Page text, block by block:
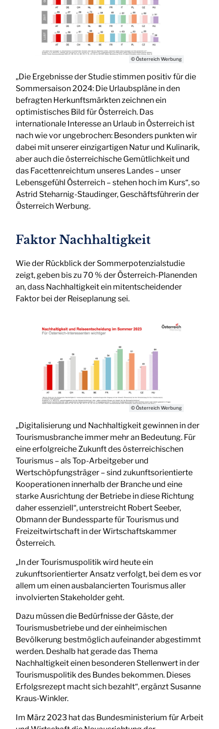
© Österreich Werbung
„Die Ergebnisse der Studie stimmen positiv für die
Sommersaison 2024: Die Urlaubspläne in den
befragten Herkunftsmärkten zeichnen ein
optimistisches Bild für Österreich. Das
internationale Interesse an Urlaub in Österreich ist
nach wie vor ungebrochen: Besonders punkten wir
dabei mit unserer einzigartigen Natur und Kulinarik,
aber auch die österreichische Gemütlichkeit und
das Facettenreichtum unseres Landes – unser
Lebensgefühl Österreich – stehen hoch im Kurs“, so
Astrid Steharnig-Staudinger, Geschäftsführerin der
Österreich Werbung.
Faktor Nachhaltigkeit
Wie der Rückblick der Sommerpotenzialstudie
zeigt, geben bis zu 70 % der Österreich-Planenden
an, dass Nachhaltigkeit ein mitentscheidender
Faktor bei der Reiseplanung sei.
© Österreich Werbung
„Digitalisierung und Nachhaltigkeit gewinnen in der
Tourismusbranche immer mehr an Bedeutung. Für
eine erfolgreiche Zukunft des österreichischen
Tourismus – als Top-Arbeitgeber und
Wertschöpfungsträger – sind zukunftsorientierte
Kooperationen innerhalb der Branche und eine
starke Ausrichtung der Betriebe in diese Richtung
daher essenziell“, unterstreicht Robert Seeber,
Obmann der Bundessparte für Tourismus und
Freizeitwirtschaft in der Wirtschaftskammer
Österreich.
„In der Tourismuspolitik wird heute ein
zukunftsorientierter Ansatz verfolgt, bei dem es vor
allem um einen ausbalancierten Tourismus aller
involvierten Stakeholder geht.
Dazu müssen die Bedürfnisse der Gäste, der
Tourismusbetriebe und der einheimischen
Bevölkerung bestmöglich aufeinander abgestimmt
werden. Deshalb hat gerade das Thema
Nachhaltigkeit einen besonderen Stellenwert in der
Tourismuspolitik des Bundes bekommen. Dieses
Erfolgsrezept macht sich bezahlt“, ergänzt Susanne
Kraus-Winkler.
Im März 2023 hat das Bundesministerium für Arbeit